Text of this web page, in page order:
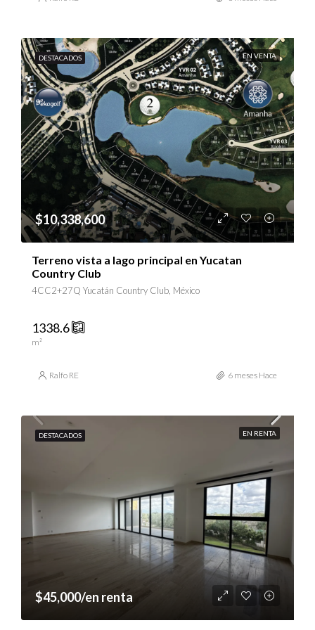
DESTACADOS EN VENTA
$10,338,600
Terreno vista a lago principal en Yucatan
Country Club
4CC2+27Q Yucatán Country Club, México
1338.6
m²
Ralfo RE 6 meses Hace
DESTACADOS EN RENTA
$45,000/en renta